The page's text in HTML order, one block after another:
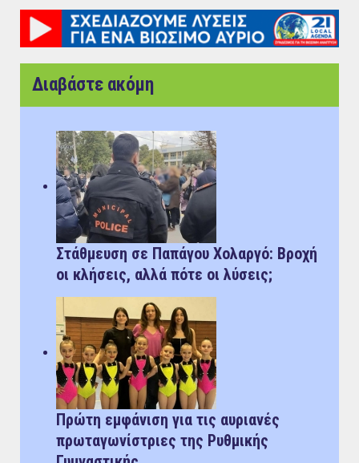
Διαβάστε ακόμη
Στάθμευση σε Παπάγου Χολαργό: Bροχή
οι κλήσεις, αλλά πότε οι λύσεις;
Πρώτη εμφάνιση για τις αυριανές
πρωταγωνίστριες της Ρυθμικής